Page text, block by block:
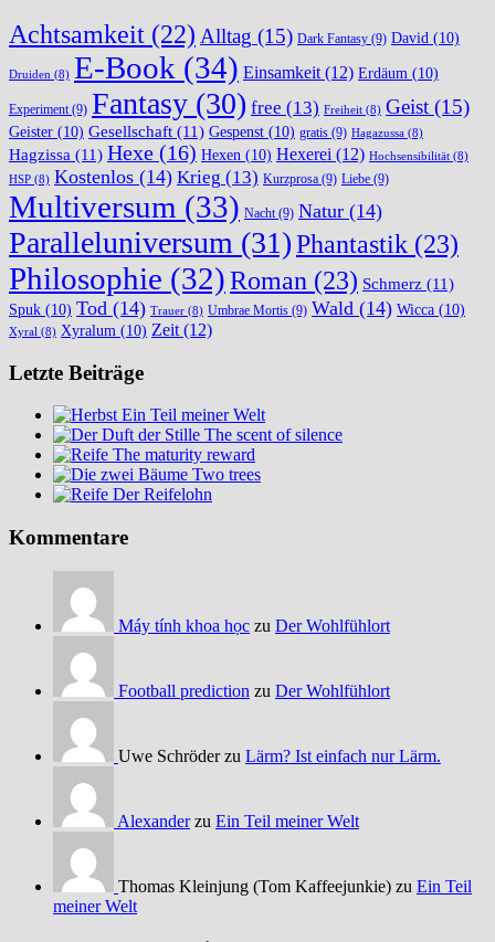
Achtsamkeit (22) Alltag (15) Dark Fantasy (9) David (10)
Druiden (8) E-Book (34) Einsamkeit (12) Erdäum (10)
Experiment(9) Fantasy (30) free (13) Freiheit (8) Geist (15)
Geister (10) Gesellschaft (11) Gespenst (10) gratis (9) Hagazussa (8)
Hagzissa (11) Hexe (16) Hexen (10) Hexerei (12) Hochsensibilität (8)
HSP (8) Kostenlos (14) Krieg (13) Kurzprosa (9) Liebe (9)
Multiversum (33) Nacht(9) Natur (14)
Paralleluniversum (31)Phantastik (23)
Philosophie (32)Roman (23) Schmerz (11)
Spuk (10) Tod (14) Trauer (8) Umbrae Mortis (9) Wald (14) Wicca (10)
Xyral (8) Xyralum (10) Zeit (12)
Letzte Beiträge
Ein Teil meiner Welt
The scent of silence
The maturity reward
Two trees
Der Reifelohn
Kommentare
Máy tính khoa học zu Der Wohlfühlort
Football prediction zu Der Wohlfühlort
Uwe Schröder zu Lärm? Ist einfach nur Lärm.
Alexanderzu Ein Teil meiner Welt
Thomas Kleinjung (Tom Kaffeejunkie) zu Ein Teil
meiner Welt